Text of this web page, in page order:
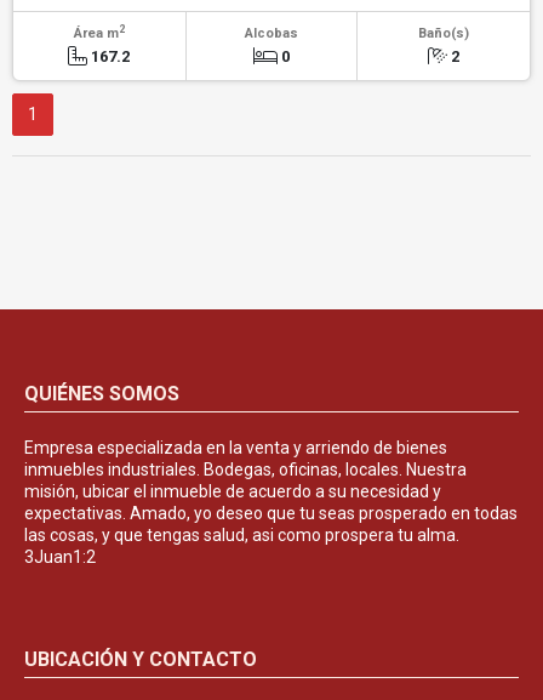
Área m2
167.2
Alcobas
0
Baño(s)
2
1
QUIÉNES SOMOS
Empresa especializada en la venta y arriendo de bienes
inmuebles industriales. Bodegas, oficinas, locales. Nuestra
misión, ubicar el inmueble de acuerdo a su necesidad y
expectativas. Amado, yo deseo que tu seas prosperado en todas
las cosas, y que tengas salud, asi como prospera tu alma.
3Juan1:2
UBICACIÓN Y CONTACTO